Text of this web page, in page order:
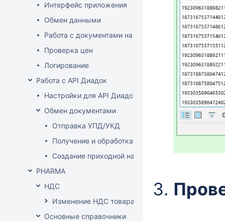
Интерфейс приложения
Обмен данными
Работа с документами на ТСД
Проверка цен
Логирование
Работа с API Диадок
Настройки для API Диадок
Обмен документами
Отправка УПД/УКД
Получение и обработка УПД/УКД
Создание приходной накладной на основании
PHARMA
НДС
Изменение НДС товара
Основные справочники